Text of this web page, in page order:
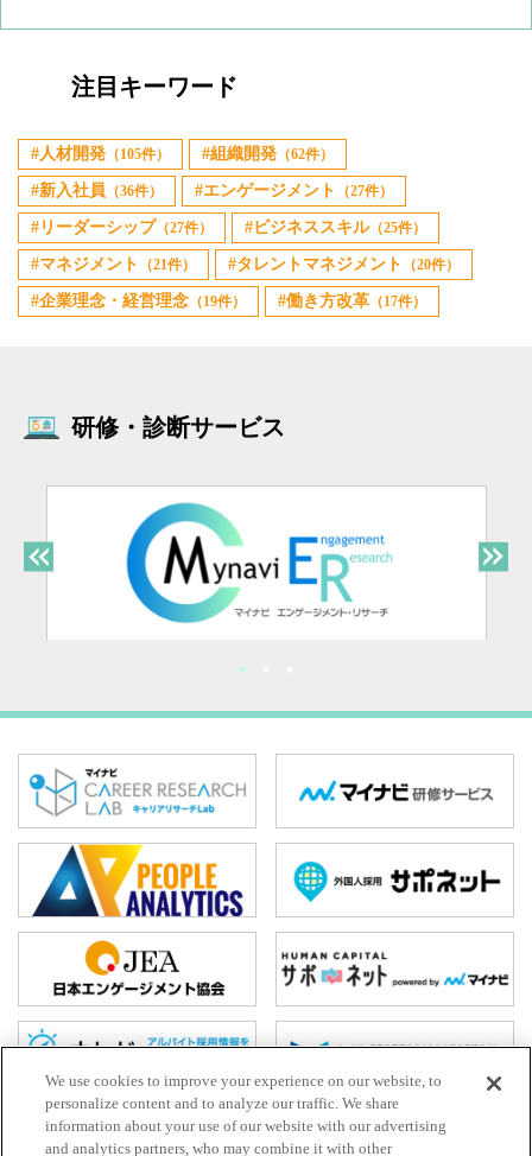
注目キーワード
人材開発 （105件） 組織開発 （62件）
新入社員 （36件） エンゲージメント （27件）
リーダーシップ （27件） ビジネススキル（25件）
マネジメント （21件） タレントマネジメント （20件）
企業理念・経営理念 （19件） 働き方改革 （17件）
研修・診断サービス
We use cookies to improve your experience on our website, to
personalize content and to analyze our traffic. We share
information about your use of our website with our advertising
and analytics partners, who may combine it with other